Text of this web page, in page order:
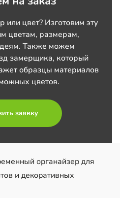
цвет? Изготовим эту
цветам, размерам,
Также можем
замерщика, который
образцы материалов
цветов.
заявку
органайзер для
и декоративных